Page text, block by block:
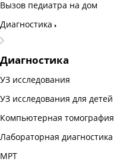
Вызов педиатра на дом
Диагностика
Диагностика
УЗ исследования
УЗ исследования для детей
Компьютерная томография
Лабораторная диагностика
МРТ